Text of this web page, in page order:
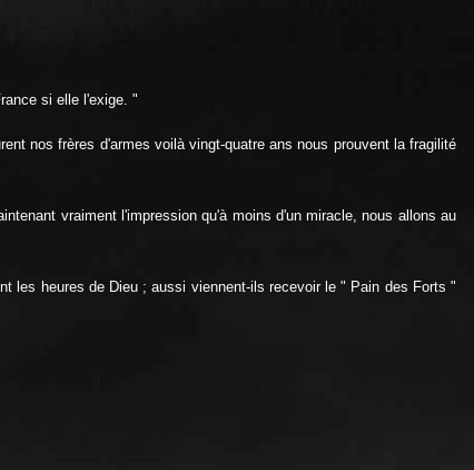
si elle l'exige. "
nos frères d'armes voilà vingt-quatre ans nous prouvent la fragilité
vraiment l'impression qu'à moins d'un miracle, nous allons au
les heures de Dieu ; aussi viennent-ils recevoir le " Pain des Forts "